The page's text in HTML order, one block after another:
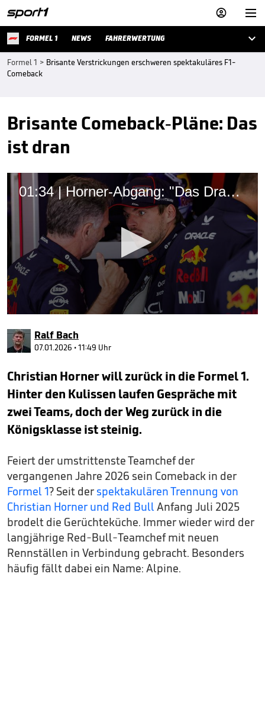


FORMEL 1 NEWS FAHRERWERTUNG 
Formel 1 > Brisante Verstrickungen erschweren spektakuläres F1-
Comeback
Brisante Comeback-Pläne: Das
ist dran
01:34 | Horner-Abgang: "Das Drama ist jetzt verschwunden"
seconds
of
1
minute,
seconds
Ralf Bach
07.01.2026 • 11:49 Uhr
Christian Horner will zurück in die Formel 1.
Hinter den Kulissen laufen Gespräche mit
zwei Teams, doch der Weg zurück in die
Königsklasse ist steinig.
Feiert der umstrittenste Teamchef der
vergangenen Jahre 2026 sein Comeback in der
Formel 1? Seit der spektakulären Trennung von
Christian Horner und Red BullAnfang Juli 2025
brodelt die Gerüchteküche. Immer wieder wird der
langjährige Red-Bull-Teamchef mit neuen
Rennställen in Verbindung gebracht. Besonders
häufig fällt dabei ein Name: Alpine.